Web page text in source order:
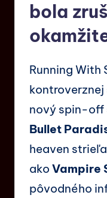
bola
Running
kontroverznej
nový spin-off
Bullet
heaven
ako Vampire
pôvodného